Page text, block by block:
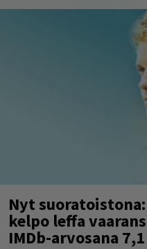
Nyt
kelpo leffa
IMDb-arvosana 7,1